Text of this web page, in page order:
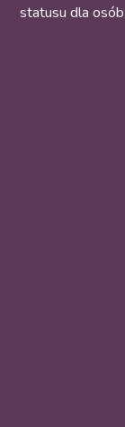
statusu dla